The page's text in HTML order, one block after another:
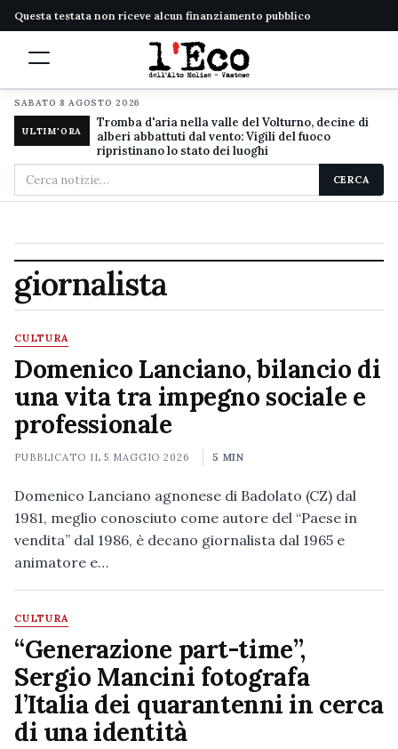
Questa testata non riceve alcun finanziamento pubblico
SABATO 8 AGOSTO 2026
ULTIM'ORA
Tromba d'aria nella valle del Volturno, decine di
alberi abbattuti dal vento: Vigili del fuoco
ripristinano lo stato dei luoghi
Cerca
nel
CERCA
giornalista
CULTURA
Domenico Lanciano, bilancio di
una vita tra impegno sociale e
professionale
PUBBLICATO IL5 MAGGIO 2026 5 MIN
Domenico Lanciano agnonese di Badolato (CZ) dal
1981, meglio conosciuto come autore del “Paese in
vendita” dal 1986, è decano giornalista dal 1965 e
animatore e…
CULTURA
“Generazione part-time”,
Sergio Mancini fotografa
l’Italia dei quarantenni in cerca
di una identità